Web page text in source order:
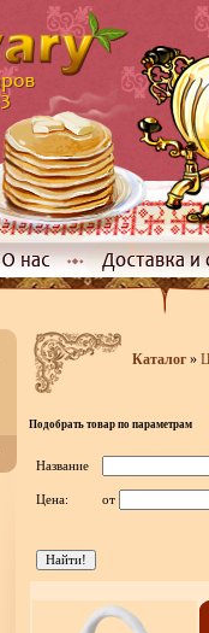
Каталог»
Подобрать товар по параметрам
Название
Цена: от